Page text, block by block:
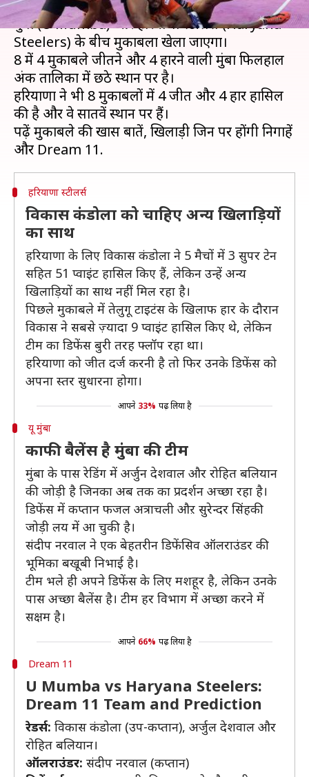
प्रो कबड्डी लीग (Pro Kabaddi League) में आज यू
मुंबा (U Mumba) और हरियाणा स्टीलर्स (Haryana
Steelers) के बीच मुकाबला खेला जाएगा।
8 में 4 मुकाबले जीतने और 4 हारने वाली मुंबा फिलहाल
अंक तालिका में छठे स्थान पर है।
हरियाणा ने भी 8 मुकाबलों में 4 जीत और 4 हार हासिल
की है और वे सातवें स्थान पर हैं।
पढ़ें मुकाबले की खास बातें, खिलाड़ी जिन पर होंगी निगाहें
हरियाणा स्टीलर्स
विकास कंडोला को चाहिए अन्य खिलाड़ियों
का साथ
हरियाणा के लिए विकास कंडोला ने 5 मैचों में 3 सुपर टेन
सहित 51 प्वाइंट हासिल किए हैं, लेकिन उन्हें अन्य
खिलाड़ियों का साथ नहीं मिल रहा है।
पिछले मुकाबले में तेलुगू टाइटंस के खिलाफ हार के दौरान
विकास ने सबसे ज़्यादा 9 प्वाइंट हासिल किए थे, लेकिन
टीम का डिफेंस बुरी तरह फ्लॉप रहा था।
हरियाणा को जीत दर्ज करनी है तो फिर उनके डिफेंस को
अपना स्तर सुधारना होगा।
आपने 33% पढ़ लिया है
यू मुंबा
काफी बैलेंस है मुंबा की टीम
मुंबा के पास रेडिंग में अर्जुन देशवाल और रोहित बलियान
की जोड़ी है जिनका अब तक का प्रदर्शन अच्छा रहा है।
डिफेंस में कप्तान फजल अत्राचली औऱ सुरेन्दर सिंहकी
जोड़ी लय में आ चुकी है।
संदीप नरवाल ने एक बेहतरीन डिफेंसिव ऑलराउंडर की
भूमिका बखूबी निभाई है।
टीम भले ही अपने डिफेंस के लिए मशहूर है, लेकिन उनके
पास अच्छा बैलेंस है। टीम हर विभाग में अच्छा करने में
सक्षम है।
आपने 66% पढ़ लिया है
Dream 11
U Mumba vs Haryana Steelers:
Dream 11 Team and Prediction
रेडर्स: विकास कंडोला (उप-कप्तान), अर्जुल देशवाल और
रोहित बलियान।
ऑलराउंडर: संदीप नरवाल (कप्तान)